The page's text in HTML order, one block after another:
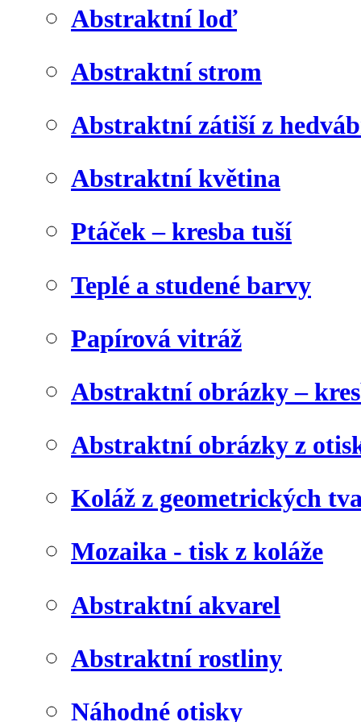
Abstraktní loď
Abstraktní strom
Abstraktní zátiší z
Abstraktní květina
Ptáček – kresba tuší
Teplé a studené barvy
Papírová vitráž
Abstraktní obrázky –
Abstraktní obrázky z
Koláž z geometrických
Mozaika - tisk z koláže
Abstraktní akvarel
Abstraktní rostliny
Náhodné otisky